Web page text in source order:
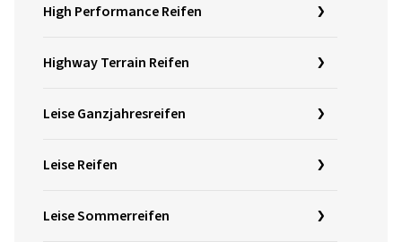
High Performance Reifen
Highway Terrain Reifen
Leise Ganzjahresreifen
Leise Reifen
Leise Sommerreifen